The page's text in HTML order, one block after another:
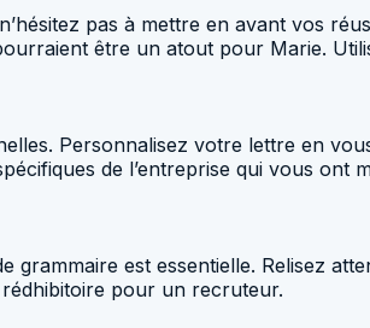
pas à mettre en avant vos
être un atout pour Marie.
Personnalisez votre lettre en
de l’entreprise qui vous ont
grammaire est essentielle. Relisez
pour un recruteur.